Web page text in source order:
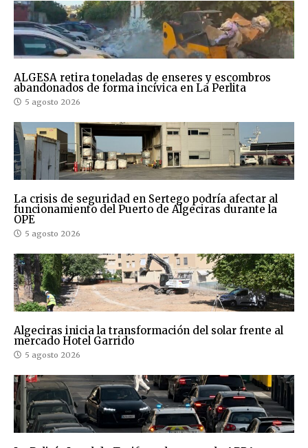
ALGESA retira toneladas de enseres y escombros
abandonados de forma incívica en La Perlita
5 agosto 2026
La crisis de seguridad en Sertego podría afectar al
funcionamiento del Puerto de Algeciras durante la
OPE
5 agosto 2026
Algeciras inicia la transformación del solar frente al
mercado Hotel Garrido
5 agosto 2026